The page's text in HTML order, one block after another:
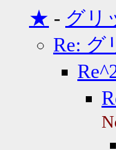
★ - グリ
Re: グ